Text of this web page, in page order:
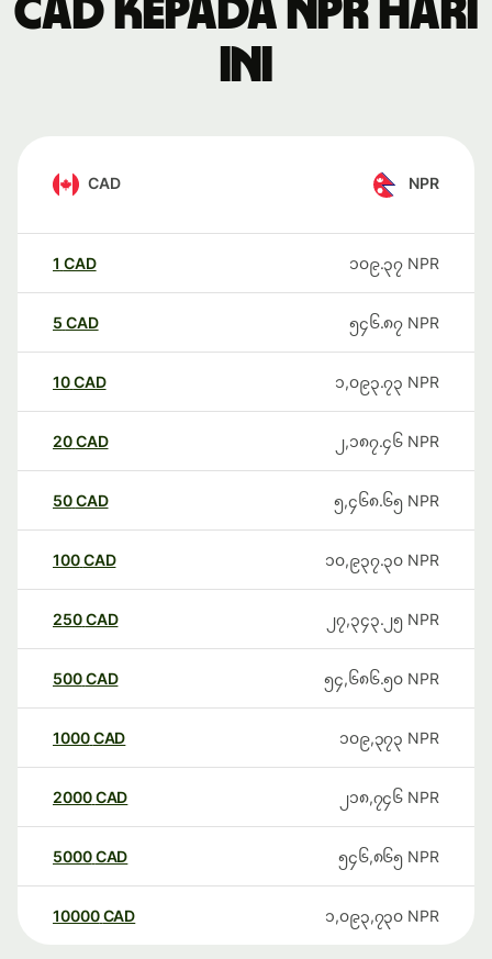
CAD kepada NPR hari
ini
CAD NPR
1 CAD ၁၀၉.၃၇ NPR
5 CAD ၅၄၆.၈၇ NPR
10CAD ၁,၀၉၃.၇၃ NPR
20CAD ၂,၁၈၇.၄၆ NPR
50CAD ၅,၄၆၈.၆၅ NPR
100CAD ၁၀,၉၃၇.၃၀ NPR
250CAD ၂၇,၃၄၃.၂၅ NPR
500CAD ၅၄,၆၈၆.၅၀ NPR
1000CAD ၁၀၉,၃၇၃ NPR
2000CAD ၂၁၈,၇၄၆ NPR
5000CAD ၅၄၆,၈၆၅ NPR
10000 CAD ၁,၀၉၃,၇၃၀ NPR